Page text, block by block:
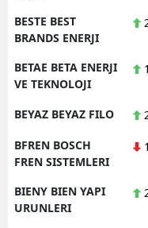
BESTE BEST
BRANDS ENERJI
BETAE BETA ENERJI
VE TEKNOLOJI
BEYAZ BEYAZ FILO
BFREN BOSCH
FREN SISTEMLERI
BIENY BIEN YAPI
URUNLERI